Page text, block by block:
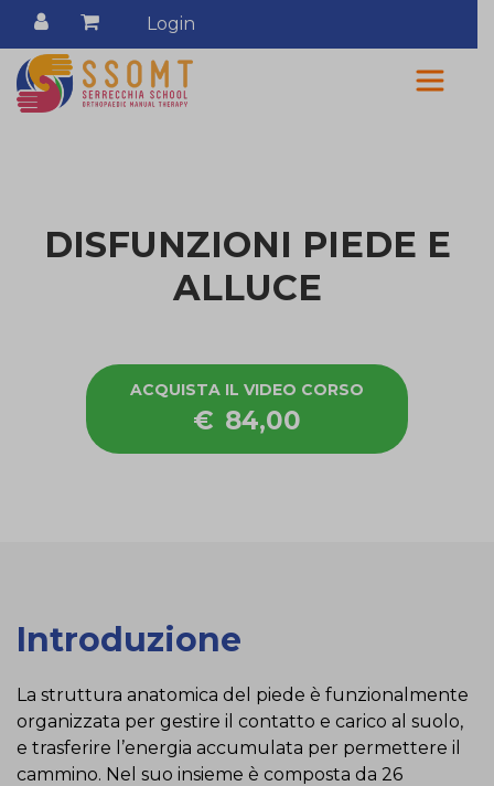
Login
DISFUNZIONI PIEDE E
ALLUCE
ACQUISTA IL VIDEO CORSO
€ 84,00
Introduzione
La struttura anatomica del piede è funzionalmente
organizzata per gestire il contatto e carico al suolo,
e trasferire l’energia accumulata per permettere il
cammino. Nel suo insieme è composta da 26